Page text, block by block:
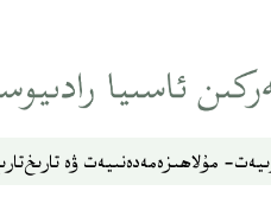
مۇلاھىزەمەدەنىيەت ۋە تارىخ